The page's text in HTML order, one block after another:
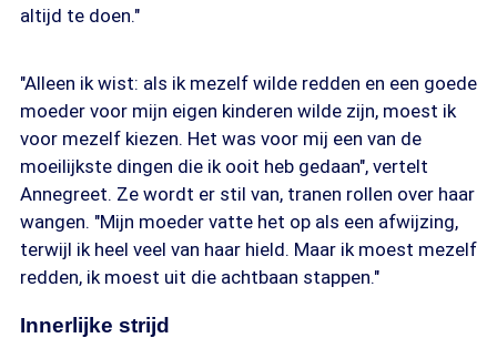
altijd te doen."
"Alleen ik wist: als ik mezelf wilde redden en een goede
moeder voor mijn eigen kinderen wilde zijn, moest ik
voor mezelf kiezen. Het was voor mij een van de
moeilijkste dingen die ik ooit heb gedaan", vertelt
Annegreet. Ze wordt er stil van, tranen rollen over haar
wangen. "Mijn moeder vatte het op als een afwijzing,
terwijl ik heel veel van haar hield. Maar ik moest mezelf
redden, ik moest uit die achtbaan stappen."
Innerlijke strijd